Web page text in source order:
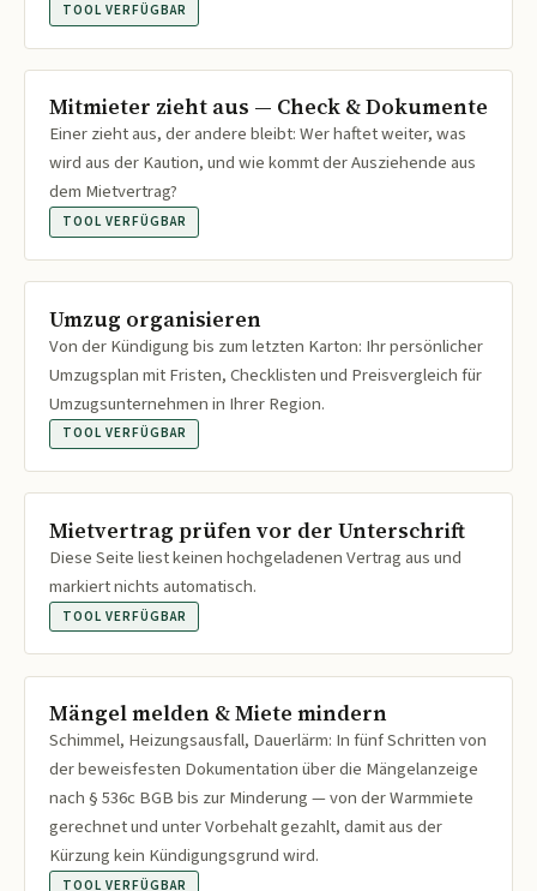
TOOL VERFÜGBAR
Mitmieter zieht aus — Check & Dokumente
Einer zieht aus, der andere bleibt: Wer haftet weiter, was
wird aus der Kaution, und wie kommt der Ausziehende aus
dem Mietvertrag?
TOOL VERFÜGBAR
Umzug organisieren
Von der Kündigung bis zum letzten Karton: Ihr persönlicher
Umzugsplan mit Fristen, Checklisten und Preisvergleich für
Umzugsunternehmen in Ihrer Region.
TOOL VERFÜGBAR
Mietvertrag prüfen vor der Unterschrift
Diese Seite liest keinen hochgeladenen Vertrag aus und
markiert nichts automatisch.
TOOL VERFÜGBAR
Mängel melden & Miete mindern
Schimmel, Heizungsausfall, Dauerlärm: In fünf Schritten von
der beweisfesten Dokumentation über die Mängelanzeige
nach § 536c BGB bis zur Minderung — von der Warmmiete
gerechnet und unter Vorbehalt gezahlt, damit aus der
Kürzung kein Kündigungsgrund wird.
TOOL VERFÜGBAR